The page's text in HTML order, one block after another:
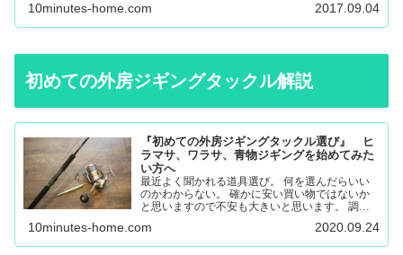
ド、、サーモントラウト、パンフィッシュ、ウォ
ール…
10minutes-home.com 2017.09.04
初めての外房ジギングタックル解説
『初めての外房ジギングタックル選び』 ヒ
ラマサ、ワラサ、青物ジギングを始めてみた
い方へ
最近よく聞かれる道具選び。 何を選んだらいい
のかわからない。 確かに安い買い物ではないか
と思いますので不安も大きいと思います。 調べ
ったり。 唯一の失敗しない道具選びは外房に通
いこんでいる人に聞く…
10minutes-home.com 2020.09.24